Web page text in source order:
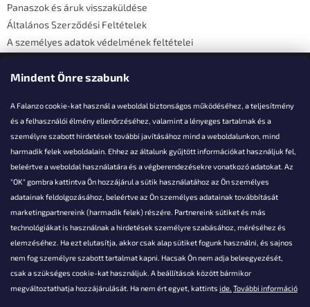
Mindent Önre szabunk
A Falanzo cookie-kat használ a weboldal biztonságos működéséhez, a teljesítmény
és a felhasználói élmény ellenőrzéséhez, valamint a lényeges tartalmak és a
személyre szabott hirdetések további javításához mind a weboldalunkon, mind
harmadik felek weboldalain. Ehhez az általunk gyűjtött információkat használjuk fel,
beleértve a weboldal használatára és a végberendezésekre vonatkozó adatokat. Az
"OK" gombra kattintva Ön hozzájárul a sütik használatához az Ön személyes
adatainak feldolgozásához, beleértve az Ön személyes adatainak továbbítását
marketingpartnereink (harmadik felek) részére. Partnereink sütiket és más
technológiákat is használnak a hirdetések személyre szabásához, méréséhez és
elemzéséhez. Ha ezt elutasítja, akkor csak alap sütiket fogunk használni, és sajnos
nem fog személyre szabott tartalmat kapni. Hacsak Ön nem adja beleegyezését,
csak a szükséges cookie-kat használjuk. A beállítások között bármikor
megváltoztathatja hozzájárulását. Ha nem ért egyet, kattints ide. További információ
Panaszok és áruk visszaküldése
Általános Szerződési Feltételek
A személyes adatok védelmének feltételei
Elérhetőségi adatok
Akarsz kérdezni valamit?
info@falanzo.hu